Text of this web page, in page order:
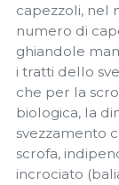
capezzoli, nel
numero di
ghiandole
i tratti dello
che per la
biologica, la
svezzamento
scrofa,
incrociato